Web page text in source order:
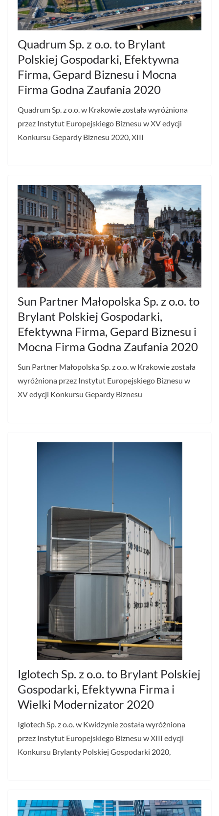
Quadrum Sp. z o.o. to Brylant
Polskiej Gospodarki, Efektywna
Firma, Gepard Biznesu i Mocna
Firma Godna Zaufania 2020
Quadrum Sp. z o.o. w Krakowie została wyróżniona
przez Instytut Europejskiego Biznesu w XV edycji
Konkursu Gepardy Biznesu 2020, XIII
Sun Partner Małopolska Sp. z o.o. to
Brylant Polskiej Gospodarki,
Efektywna Firma, Gepard Biznesu i
Mocna Firma Godna Zaufania 2020
Sun Partner Małopolska Sp. z o.o. w Krakowie została
wyróżniona przez Instytut Europejskiego Biznesu w
XV edycji Konkursu Gepardy Biznesu
Iglotech Sp. z o.o. to Brylant Polskiej
Gospodarki, Efektywna Firma i
Wielki Modernizator 2020
Iglotech Sp. z o.o. w Kwidzynie została wyróżniona
przez Instytut Europejskiego Biznesu w XIII edycji
Konkursu Brylanty Polskiej Gospodarki 2020,